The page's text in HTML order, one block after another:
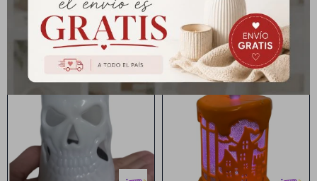
111 139 $ 231 289
Vela led de Halloween en 2
colores
Farol led Halloween 2 colores